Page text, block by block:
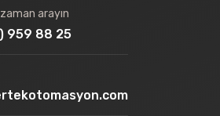
arayın
959 88 25